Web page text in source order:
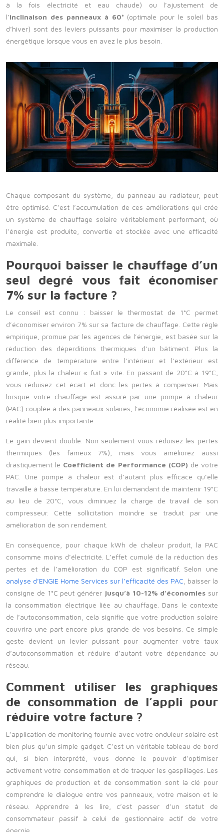
à la fois électricité et eau chaude) ou l’ajustement de
l’inclinaison des panneaux à 60° (optimale pour le soleil bas
d’hiver) sont des leviers puissants pour maximiser la production
énergétique lorsque vous en avez le plus besoin.
Chaque composant du système, du panneau au radiateur, peut
être optimisé. C’est l’accumulation de ces améliorations qui crée
un système de chauffage solaire véritablement performant, où
l’énergie est produite, convertie et stockée avec une efficacité
maximale.
Pourquoi baisser le chauffage d’un
seul degré vous fait économiser
7% sur la facture ?
Le conseil est connu : baisser le thermostat de 1°C permet
d’économiser environ 7% sur sa facture de chauffage. Cette règle
empirique, promue par les agences de l’énergie, est basée sur la
réduction des déperditions thermiques d’un bâtiment. Plus la
différence de température entre l’intérieur et l’extérieur est
grande, plus la chaleur « fuit » vite. En passant de 20°C à 19°C,
vous réduisez cet écart et donc les pertes à compenser. Mais
lorsque votre chauffage est assuré par une pompe à chaleur
(PAC) couplée à des panneaux solaires, l’économie réalisée est en
réalité bien plus importante.
Le gain devient double. Non seulement vous réduisez les pertes
thermiques (les fameux 7%), mais vous améliorez aussi
drastiquement le Coefficient de Performance (COP) de votre
PAC. Une pompe à chaleur est d’autant plus efficace qu’elle
travaille à basse température. En lui demandant de maintenir 19°C
au lieu de 20°C, vous diminuez la charge de travail de son
compresseur. Cette sollicitation moindre se traduit par une
amélioration de son rendement.
En conséquence, pour chaque kWh de chaleur produit, la PAC
consomme moins d’électricité. L’effet cumulé de la réduction des
pertes et de l’amélioration du COP est significatif. Selon une
analyse d’ENGIE Home Services sur l’efficacité des PAC , baisser la
consigne de 1°C peut générer jusqu’à 10-12% d’économies sur
la consommation électrique liée au chauffage. Dans le contexte
de l’autoconsommation, cela signifie que votre production solaire
couvrira une part encore plus grande de vos besoins. Ce simple
geste devient un levier puissant pour augmenter votre taux
d’autoconsommation et réduire d’autant votre dépendance au
réseau.
Comment utiliser les graphiques
de consommation de l’appli pour
réduire votre facture ?
L’application de monitoring fournie avec votre onduleur solaire est
bien plus qu’un simple gadget. C’est un véritable tableau de bord
qui, si bien interprété, vous donne le pouvoir d’optimiser
activement votre consommation et de traquer les gaspillages. Les
graphiques de production et de consommation sont la clé pour
comprendre le dialogue entre vos panneaux, votre maison et le
réseau. Apprendre à les lire, c’est passer d’un statut de
consommateur passif à celui de gestionnaire actif de votre
énergie.